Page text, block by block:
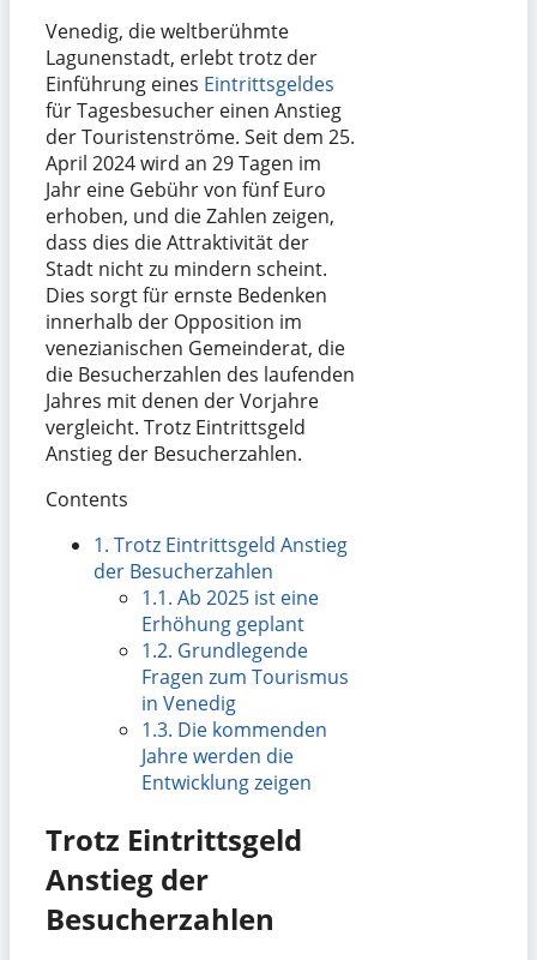
Venedig, die weltberühmte
Lagunenstadt, erlebt trotz der
Einführung eines Eintrittsgeldes
für Tagesbesucher einen Anstieg
der Touristenströme. Seit dem 25.
April 2024 wird an 29 Tagen im
Jahr eine Gebühr von fünf Euro
erhoben, und die Zahlen zeigen,
dass dies die Attraktivität der
Stadt nicht zu mindern scheint.
Dies sorgt für ernste Bedenken
innerhalb der Opposition im
venezianischen Gemeinderat, die
die Besucherzahlen des laufenden
Jahres mit denen der Vorjahre
vergleicht. Trotz Eintrittsgeld
Anstieg der Besucherzahlen.
Contents
1. Trotz Eintrittsgeld Anstieg
der Besucherzahlen
1.1. Ab 2025 ist eine
Erhöhung geplant
1.2. Grundlegende
Fragen zum Tourismus
in Venedig
1.3. Die kommenden
Jahre werden die
Entwicklung zeigen
Trotz Eintrittsgeld
Anstieg der
Besucherzahlen